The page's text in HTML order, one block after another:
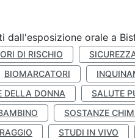
dall'esposizione orale a
DI RISCHIO
BIOMARCATORI
DELLA DONNA SALUTE
SOSTANZE
STUDI IN VIVO